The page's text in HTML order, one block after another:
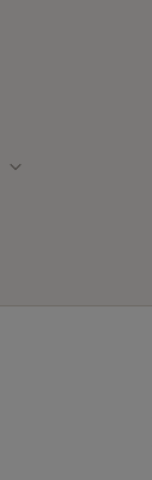
Cambiar de ciudad